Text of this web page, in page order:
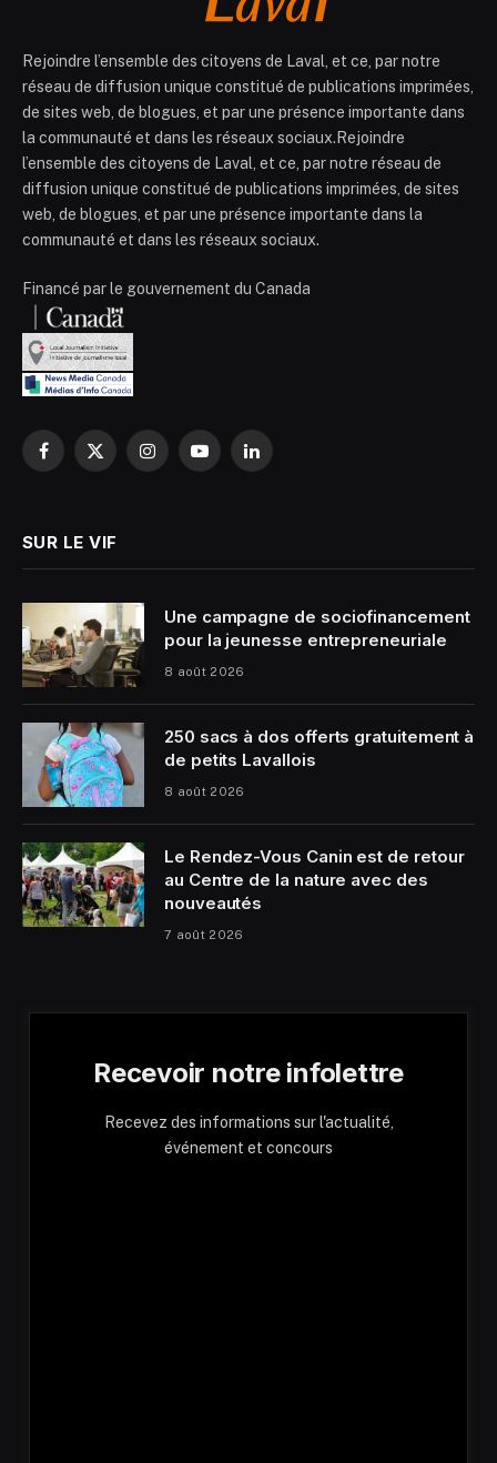
Rejoindre l’ensemble des citoyens de Laval, et ce, par notre
réseau de diffusion unique constitué de publications imprimées,
de sites web, de blogues, et par une présence importante dans
la communauté et dans les réseaux sociaux.Rejoindre
l’ensemble des citoyens de Laval, et ce, par notre réseau de
diffusion unique constitué de publications imprimées, de sites
web, de blogues, et par une présence importante dans la
communauté et dans les réseaux sociaux.
Financé par le gouvernement du Canada
Facebook
X
InstagramYouTubeLinkedIn
SUR LE VIF
Une campagne de sociofinancement
pour la jeunesse entrepreneuriale
8 août 2026
250 sacs à dos offerts gratuitement à
de petits Lavallois
8 août 2026
Le Rendez-Vous Canin est de retour
au Centre de la nature avec des
nouveautés
7 août 2026
Recevoir notre infolettre
Recevez des informations sur l'actualité,
événement et concours